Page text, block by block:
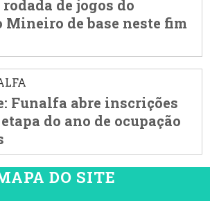
de jogos do
Mineiro de base neste fim
Funalfa abre inscrições
do ano de ocupação
DO SITE